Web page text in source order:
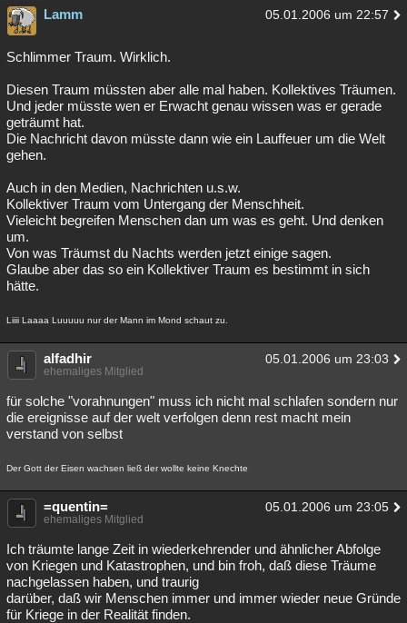
Lamm 05.01.2006 um 22:57
Schlimmer Traum. Wirklich.
Diesen Traum müssten aber alle mal haben. Kollektives Träumen.
Und jeder müsste wen er Erwacht genau wissen was er gerade
geträumt hat.
Die Nachricht davon müsste dann wie ein Lauffeuer um die Welt
gehen.
Auch in den Medien, Nachrichten u.s.w.
Kollektiver Traum vom Untergang der Menschheit.
Vieleicht begreifen Menschen dan um was es geht. Und denken
um.
Von was Träumst du Nachts werden jetzt einige sagen.
Glaube aber das so ein Kollektiver Traum es bestimmt in sich
hätte.
Liiii Laaaa Luuuuu nur der Mann im Mond schaut zu.
alfadhir 05.01.2006 um 23:03
ehemaliges Mitglied
für solche "vorahnungen" muss ich nicht mal schlafen sondern nur
die ereignisse auf der welt verfolgen denn rest macht mein
verstand von selbst
Der Gott der Eisen wachsen ließ der wollte keine Knechte
=quentin= 05.01.2006 um 23:05
ehemaliges Mitglied
Ich träumte lange Zeit in wiederkehrender und ähnlicher Abfolge
von Kriegen und Katastrophen, und bin froh, daß diese Träume
nachgelassen haben, und traurig
darüber, daß wir Menschen immer und immer wieder neue Gründe
für Kriege in der Realität finden.